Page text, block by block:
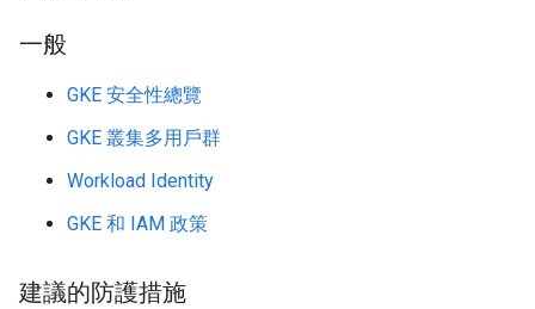
一般
GKE 安全性總覽
GKE 叢集多用戶群
Workload Identity
GKE 和 IAM 政策
建議的防護措施